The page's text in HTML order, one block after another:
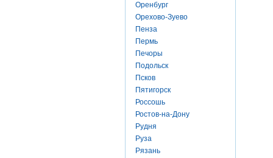
Оренбург
Орехово-Зуево
Пенза
Пермь
Печоры
Подольск
Псков
Пятигорск
Россошь
Ростов-на-Дону
Рудня
Руза
Рязань